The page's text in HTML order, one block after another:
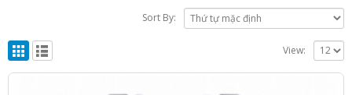
Sort By:
View: